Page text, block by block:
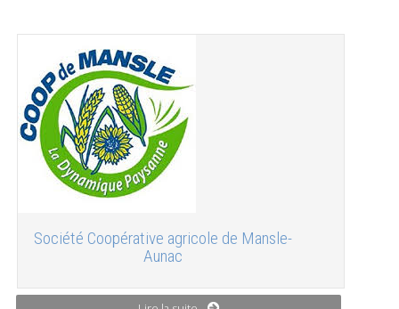
Société Coopérative agricole de Mansle-
Aunac